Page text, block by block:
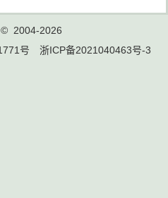
© 2004-2026
号
浙ICP备2021040463号-3